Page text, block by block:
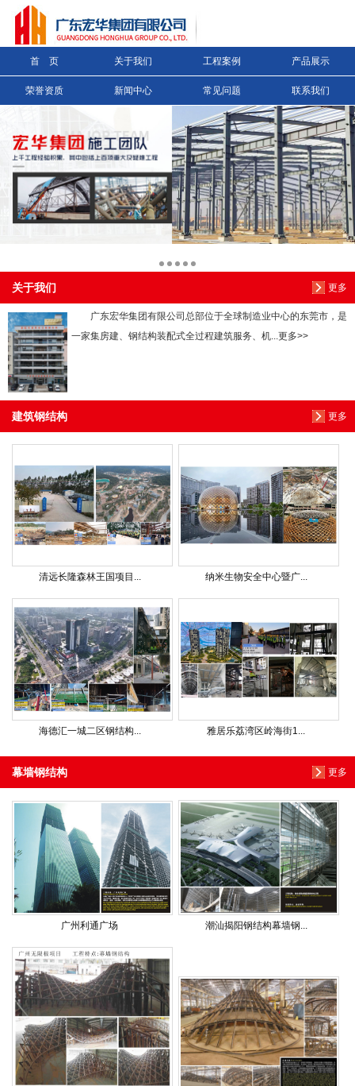
首 页 关于我们 工程案例 产品展示
荣誉资质 新闻中心 常见问题 联系我们
更多
关于我们
广东宏华集团有限公司总部位于全球制造业中心的东莞市，是
一家集房建、钢结构装配式全过程建筑服务、机...更多>>
更多
建筑钢结构
清远长隆森林王国项目... 纳米生物安全中心暨广...
海德汇一城二区钢结构... 雅居乐荔湾区岭海街1...
更多
幕墙钢结构
广州利通广场 潮汕揭阳钢结构幕墙钢...
信息搜索
搜索